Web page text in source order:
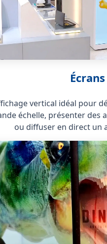
vertical idéal pour
échelle, présenter des
ou diffuser en direct un